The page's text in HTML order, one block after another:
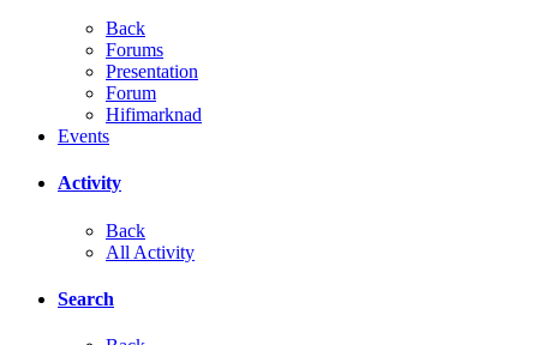
Back
Forums
Presentation
Forum
Hifimarknad
Events
Activity
Back
All Activity
Search